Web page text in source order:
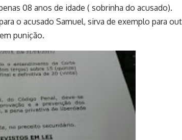
08 anos de idade ( sobrinha do acusado).
o acusado Samuel, sirva de exemplo para
punição.